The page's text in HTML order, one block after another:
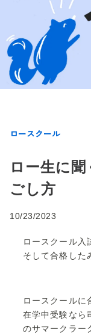
ロースクール
ロー生に
ごし方
10/23/2023
ロースクール入
そして合格した
ロースクールに
在学中受験なら
のサマークラー